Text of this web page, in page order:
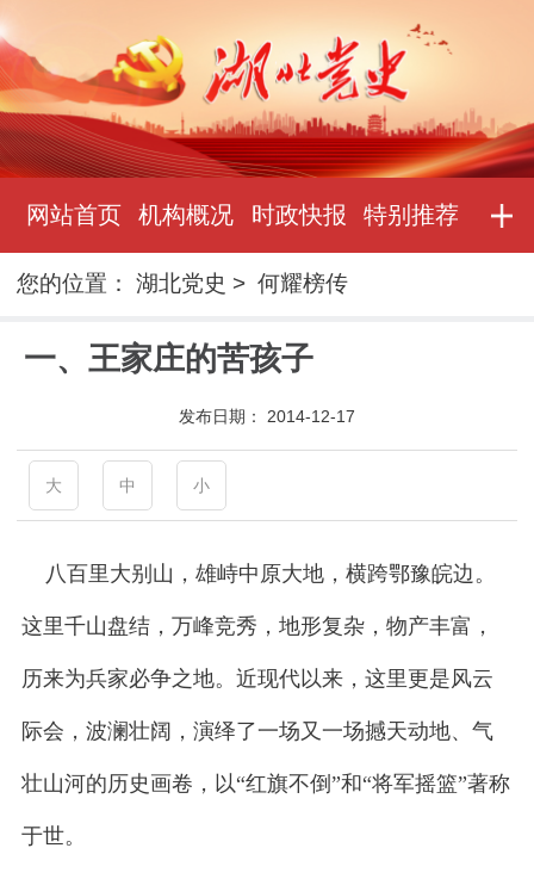
网站首页 机构概况 时政快报 特别推荐
您的位置：湖北党史 >何耀榜传
一、王家庄的苦孩子
发布日期： 2014-12-17
大 中 小
八百里大别山，雄峙中原大地，横跨鄂豫皖边。
这里千山盘结，万峰竞秀，地形复杂，物产丰富，
历来为兵家必争之地。近现代以来，这里更是风云
际会，波澜壮阔，演绎了一场又一场撼天动地、气
壮山河的历史画卷，以“红旗不倒”和“将军摇篮”著称
于世。